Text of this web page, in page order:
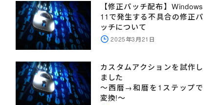
【修正パッチ配布】Windows
11で発生する不具合の修正パ
ッチについて
2025年3月21日
カスタムアクションを試作し
ました
～西暦→和暦を1ステップで
変換!～